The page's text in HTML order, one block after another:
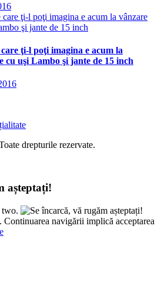
ţi-l poţi imagina e acum la
uşi Lambo şi jante de 15 inch
drepturile rezervate.
așteptați!
two.
Continuarea navigării implică acceptarea